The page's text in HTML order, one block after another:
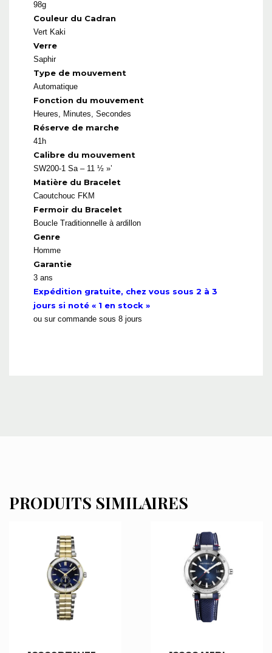
98g
Couleur du Cadran
Vert Kaki
Verre
Saphir
Type de mouvement
Automatique
Fonction du mouvement
Heures, Minutes, Secondes
Réserve de marche
41h
Calibre du mouvement
SW200-1 Sa – 11 ½ »’
Matière du Bracelet
Caoutchouc FKM
Fermoir du Bracelet
Boucle Traditionnelle à ardillon
Genre
Homme
Garantie
3 ans
Expédition gratuite, chez vous sous 2 à 3
jours si noté « 1 en stock »
ou sur commande sous 8 jours
PRODUITS SIMILAIRES